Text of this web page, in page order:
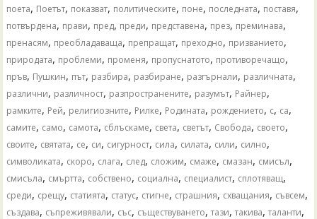
поета, Поетът, показват, политическите, поне, последната, поставя,
потвърдена, прави, пред, преди, представена, през, преминава,
пренасям, преобладаваща, препращат, преходно, призванието,
природата, проблеми, променя, пропуснатото, противоречащо,
пръв, Пушкин, път, разбира, разбиране, разгърнали, различната,
различни, различност, разпространените, разумът, Райнер,
рамките, Рей, религиозните, Рилке, Родината, рождението, с, са,
самите, само, самота, сблъскаме, света, светът, Свобода, своето,
своите, святата, се, си, сигурност, сила, силата, сили, силно,
символиката, скоро, слага, след, сложим, смаже, смазан, смисъл,
смисъла, смъртта, собствено, социална, специалист, сплотяващ,
среди, срещу, статията, статус, стигне, страшния, схващания, съвсем,
създава, съпреживявали, със, съществуването,тази,такива,таланти,